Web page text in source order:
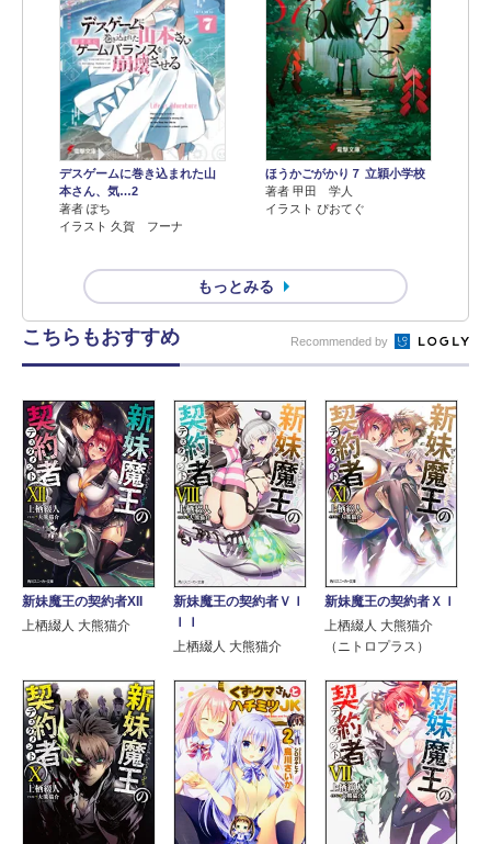
デスゲームに巻き込まれた山
本さん、気…2
著者 ぽち
イラスト 久賀 フーナ
ほうかごがかり７ 立穎小学校
著者 甲田 学人
イラスト ぴおてぐ
もっとみる
こちらもおすすめ Recommended by
新妹魔王の契約者XII
上栖綴人 大熊猫介
新妹魔王の契約者ＶＩ
ＩＩ
上栖綴人 大熊猫介
新妹魔王の契約者ＸＩ
上栖綴人 大熊猫介
（ニトロプラス）